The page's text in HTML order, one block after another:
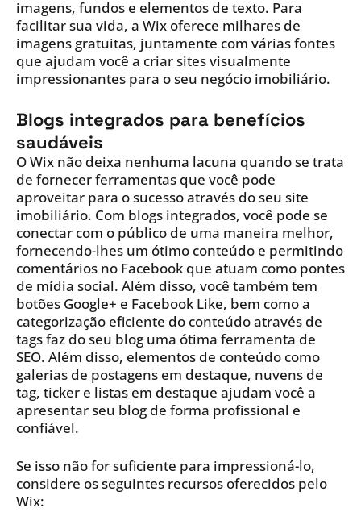
imagens, fundos e elementos de texto. Para
facilitar sua vida, a Wix oferece milhares de
imagens gratuitas, juntamente com várias fontes
que ajudam você a criar sites visualmente
impressionantes para o seu negócio imobiliário.
Blogs integrados para benefícios
saudáveis
O Wix não deixa nenhuma lacuna quando se trata
de fornecer ferramentas que você pode
aproveitar para o sucesso através do seu site
imobiliário. Com blogs integrados, você pode se
conectar com o público de uma maneira melhor,
fornecendo-lhes um ótimo conteúdo e permitindo
comentários no Facebook que atuam como pontes
de mídia social. Além disso, você também tem
botões Google+ e Facebook Like, bem como a
categorização eficiente do conteúdo através de
tags faz do seu blog uma ótima ferramenta de
SEO. Além disso, elementos de conteúdo como
galerias de postagens em destaque, nuvens de
tag, ticker e listas em destaque ajudam você a
apresentar seu blog de forma profissional e
confiável.
Se isso não for suficiente para impressioná-lo,
considere os seguintes recursos oferecidos pelo
Wix: